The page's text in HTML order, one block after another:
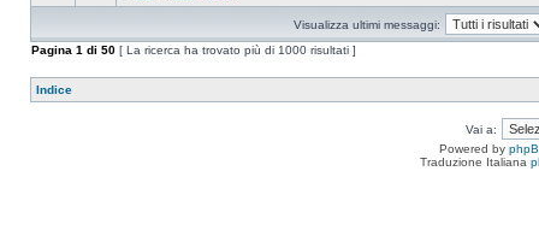
Visualizza ultimi messaggi:
Pagina 1 di 50 [ La ricerca ha trovato più di 1000 risultati ]
Indice
Vai a:
Powered by
Traduzione Italiana